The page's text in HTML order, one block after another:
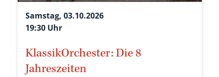
Samstag, 03.10.2026
19:30 Uhr
KlassikOrchester: Die 8
Jahreszeiten